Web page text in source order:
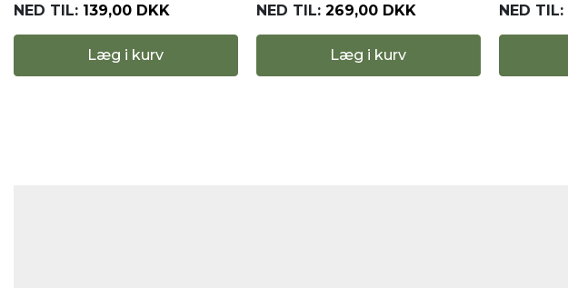
NED TIL: 139,00 DKK
Læg i kurv
NED TIL: 269,00 DKK
Læg i kurv
NED TIL: